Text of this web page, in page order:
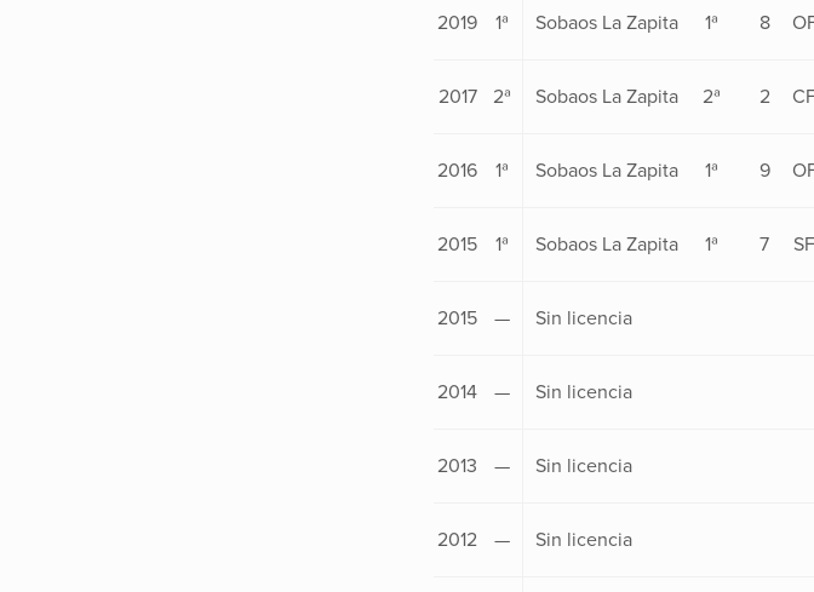
2019 1ª Sobaos La Zapita 1ª 8
2017 2ª Sobaos La Zapita 2ª 2
2016 1ª Sobaos La Zapita 1ª 9
2015 1ª Sobaos La Zapita 1ª 7 SF
2015 — Sin licencia
2014 — Sin licencia
2013 — Sin licencia
2012 — Sin licencia